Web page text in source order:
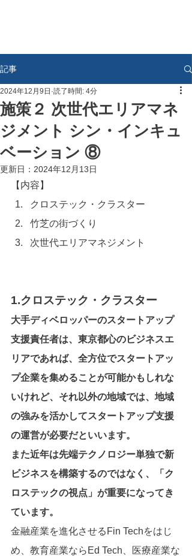
記事
施策２ 次世代エリアマネ
ジメント シン・インキュ
ベーション ⑧
2024年12月9日 読了時間: 4分
更新日： 2024年12月13日
【内容】
クロステック・クラスター
竹芝の街づくり
次世代エリアマネジメント
1.クロステック・クラスター
大手ディベロッパーのスタートアップ
支援責任者は、東京都心のビジネスエ
リアであれば、全方位でスタートアッ
プ企業を集めることが可能かもしれな
いけれど、それ以外の地域では、地域
の強みを活かしてスタートアップ支援
の運営が必要だといいます。
また近年は先端テクノロジー単独で新
ビジネスを構築するのではなく、「ク
ロステックの視点」が重要になってき
ています。
金融産業を進化させるFin Techをはじ
め、教育産業ならEd Tech、医療産業な